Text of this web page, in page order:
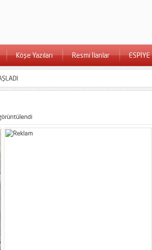
Köşe Yazıları Resmi İlanlar ESPİYE